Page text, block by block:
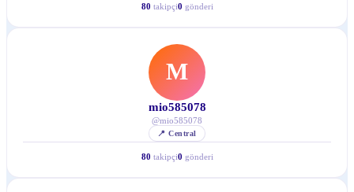
80 takipçi0 gönderi
M
mio585078
@mio585078
📍Central
80 takipçi0 gönderi